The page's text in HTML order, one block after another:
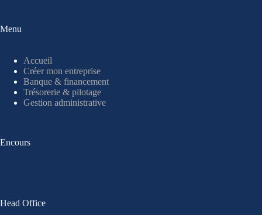
Menu
Accueil
Créer mon entreprise
Banque & financement
Trésorerie & pilotage
Gestion administrative
Encours
Head Office